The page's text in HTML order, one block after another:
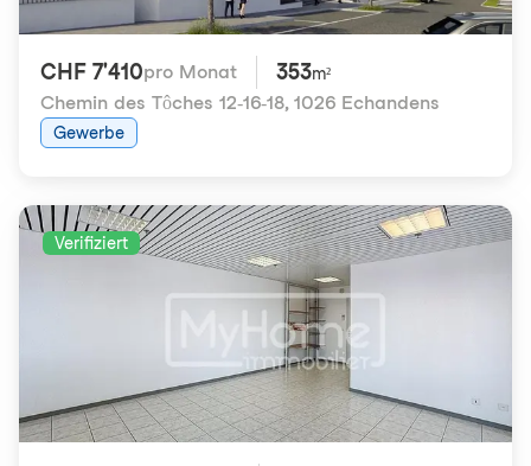
CHF 7'410pro Monat 353m²
Chemin des Tôches 12-16-18, 1026 Echandens
Gewerbe
Verifiziert